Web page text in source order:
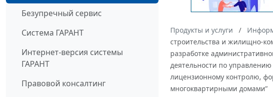
Безупречный сервис
Система ГАРАНТ
Интернет-версия системы
ГАРАНТ
Правовой консалтинг
Продукты и услуги
строительства и жилищно-
разработке
деятельности по
лицензионному контролю,
многоквартирными домами”